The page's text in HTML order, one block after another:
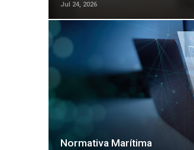
Jul 24, 2026
Normativa Marítima